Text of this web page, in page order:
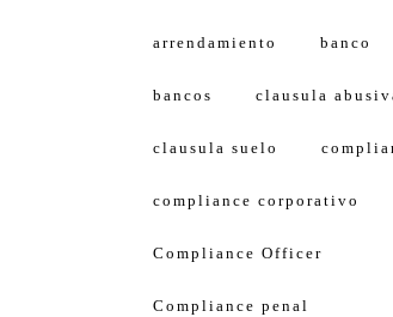
arrendamiento banco
bancos clausula
clausula suelo
compliance corporativo
Compliance Officer
Compliance penal